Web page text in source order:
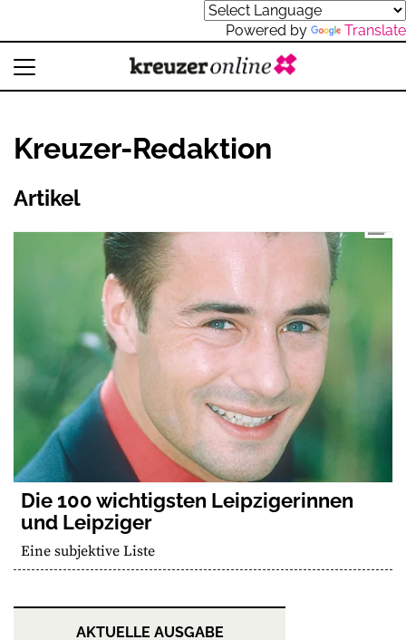
Powered by Translate
Kreuzer-Redaktion
Artikel
Die 100 wichtigsten Leipzigerinnen
und Leipziger
Eine subjektive Liste
AKTUELLE AUSGABE